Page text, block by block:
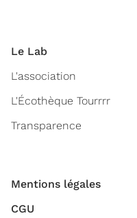
Le Lab
L'association
L'Écothèque Tourrrr
Transparence
Mentions légales
CGU